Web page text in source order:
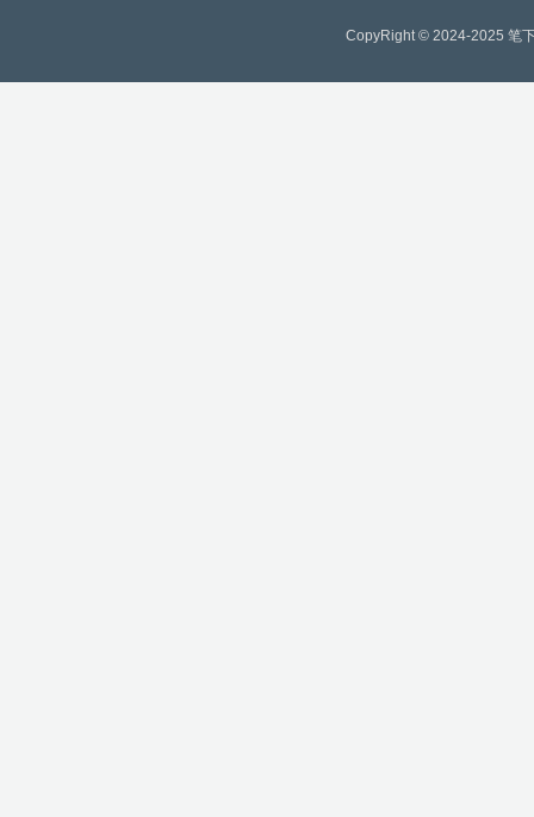
CopyRight © 2024-2025 笔